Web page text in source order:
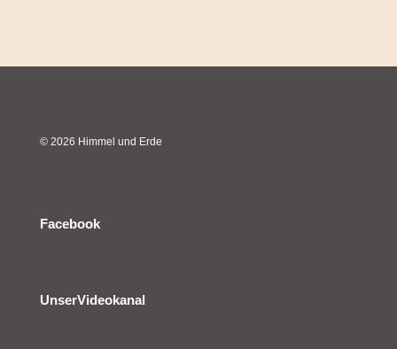
© 2026 Himmel und Erde
Facebook
UnserVideokanal